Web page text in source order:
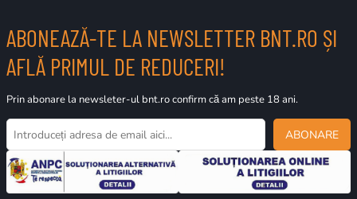
ABONEAZĂ-TE LA NEWSLETTER BNT.RO ȘI
AFLĂ PRIMUL DE REDUCERI!
Prin abonare la newsleter-ul bnt.ro confirm că am peste 18 ani.
ABONARE